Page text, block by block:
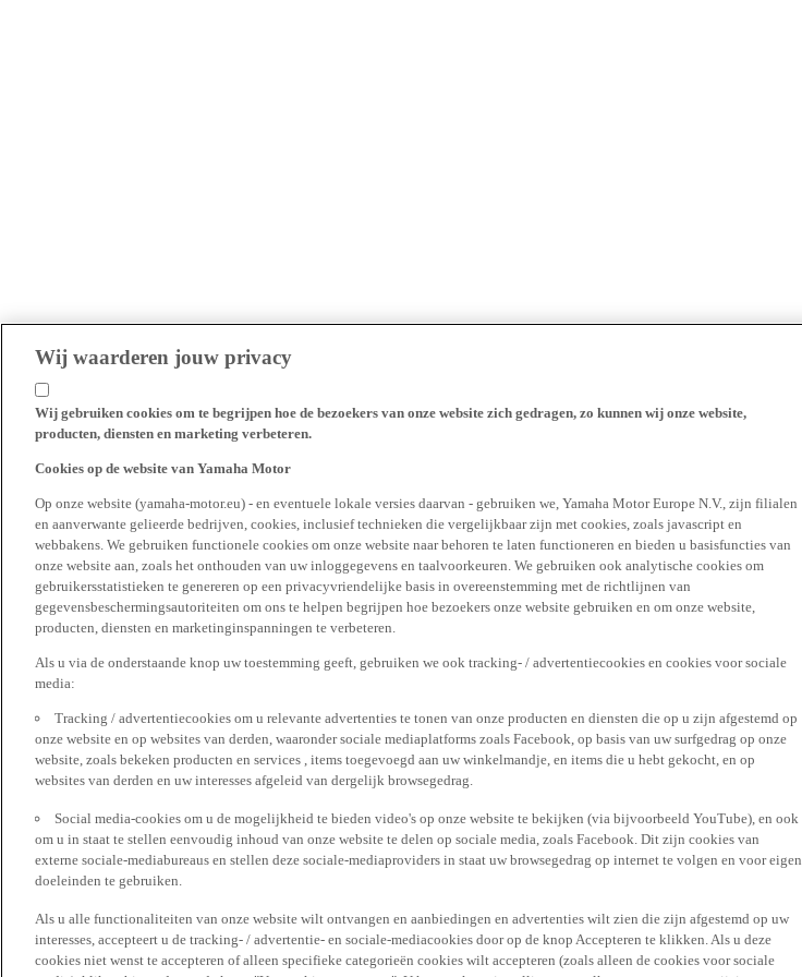
Wij waarderen jouw privacy
Wij gebruiken cookies om te begrijpen hoe de bezoekers van onze website zich gedragen, zo kunnen wij onze website,
producten, diensten en marketing verbeteren.
Cookies op de website van Yamaha Motor
Op onze website (yamaha-motor.eu) - en eventuele lokale versies daarvan - gebruiken we, Yamaha Motor Europe N.V., zijn filialen
en aanverwante gelieerde bedrijven, cookies, inclusief technieken die vergelijkbaar zijn met cookies, zoals javascript en
webbakens. We gebruiken functionele cookies om onze website naar behoren te laten functioneren en bieden u basisfuncties van
onze website aan, zoals het onthouden van uw inloggegevens en taalvoorkeuren. We gebruiken ook analytische cookies om
gebruikersstatistieken te genereren op een privacyvriendelijke basis in overeenstemming met de richtlijnen van
gegevensbeschermingsautoriteiten om ons te helpen begrijpen hoe bezoekers onze website gebruiken en om onze website,
producten, diensten en marketinginspanningen te verbeteren.
Als u via de onderstaande knop uw toestemming geeft, gebruiken we ook tracking- / advertentiecookies en cookies voor sociale
media:
Tracking / advertentiecookies om u relevante advertenties te tonen van onze producten en diensten die op u zijn afgestemd op
onze website en op websites van derden, waaronder sociale mediaplatforms zoals Facebook, op basis van uw surfgedrag op onze
website, zoals bekeken producten en services , items toegevoegd aan uw winkelmandje, en items die u hebt gekocht, en op
websites van derden en uw interesses afgeleid van dergelijk browsegedrag.
Social media-cookies om u de mogelijkheid te bieden video's op onze website te bekijken (via bijvoorbeeld YouTube), en ook
om u in staat te stellen eenvoudig inhoud van onze website te delen op sociale media, zoals Facebook. Dit zijn cookies van
externe sociale-mediabureaus en stellen deze sociale-mediaproviders in staat uw browsegedrag op internet te volgen en voor eigen
doeleinden te gebruiken.
Als u alle functionaliteiten van onze website wilt ontvangen en aanbiedingen en advertenties wilt zien die zijn afgestemd op uw
interesses, accepteert u de tracking- / advertentie- en sociale-mediacookies door op de knop Accepteren te klikken. Als u deze
cookies niet wenst te accepteren of alleen specifieke categorieën cookies wilt accepteren (zoals alleen de cookies voor sociale